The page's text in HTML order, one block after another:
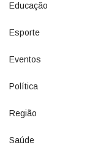
Educação
Esporte
Eventos
Política
Região
Saúde